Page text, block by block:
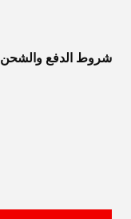
شروط الدفع والشحن